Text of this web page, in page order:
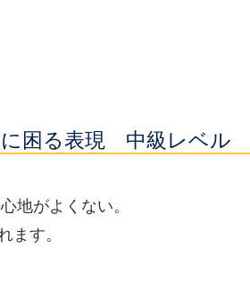
困る表現 中級レベル
心地がよくない。
ます。